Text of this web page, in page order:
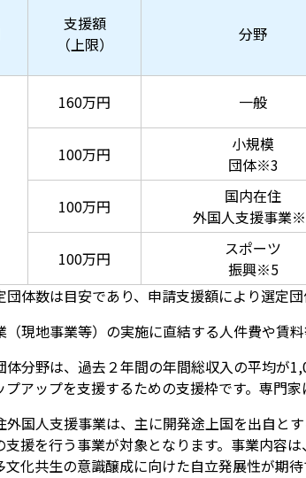
支援額
（上限）
分野
160万円 一般
100万円
小規模
団体※3
100万円
国内在住
外国人支援事業
100万円
スポーツ
振興※5
体数は目安であり、申請支援額により選定団
現地事業等）の実施に直結する人件費や賃料
分野は、過去２年間の年間総収入の平均が
プアップを支援するための支援枠です。専門
国人支援事業は、主に開発途上国を出自と
支援を行う事業が対象となります。事業内容
文化共生の意識醸成に向けた自立発展性が期